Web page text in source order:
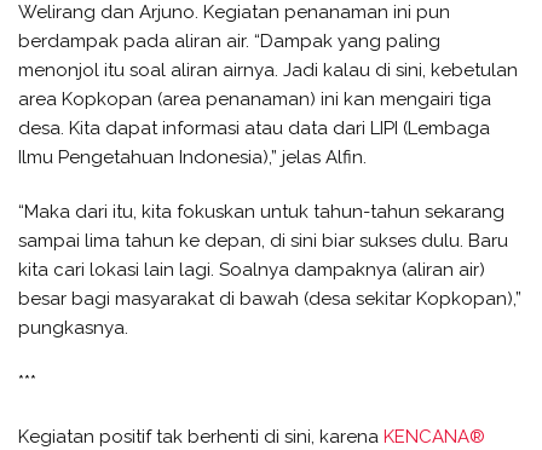
Welirang dan Arjuno. Kegiatan penanaman ini pun
berdampak pada aliran air. “Dampak yang paling
menonjol itu soal aliran airnya. Jadi kalau di sini, kebetulan
area Kopkopan (area penanaman) ini kan mengairi tiga
desa. Kita dapat informasi atau data dari LIPI (Lembaga
Ilmu Pengetahuan Indonesia),” jelas Alfin.
“Maka dari itu, kita fokuskan untuk tahun-tahun sekarang
sampai lima tahun ke depan, di sini biar sukses dulu. Baru
kita cari lokasi lain lagi. Soalnya dampaknya (aliran air)
besar bagi masyarakat di bawah (desa sekitar Kopkopan),”
pungkasnya.
***
Kegiatan positif tak berhenti di sini, karena KENCANA®